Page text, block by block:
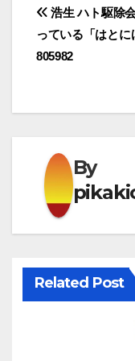
投
稿
ビ
ゲ
ー
シ
ン
浩生 ハト駆除
っている「はとに
805982
By
Related Post